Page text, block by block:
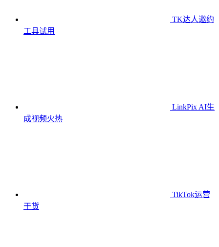
TK达人邀约
工具试用
LinkPix AI生
成视频火热
TikTok运营
干货